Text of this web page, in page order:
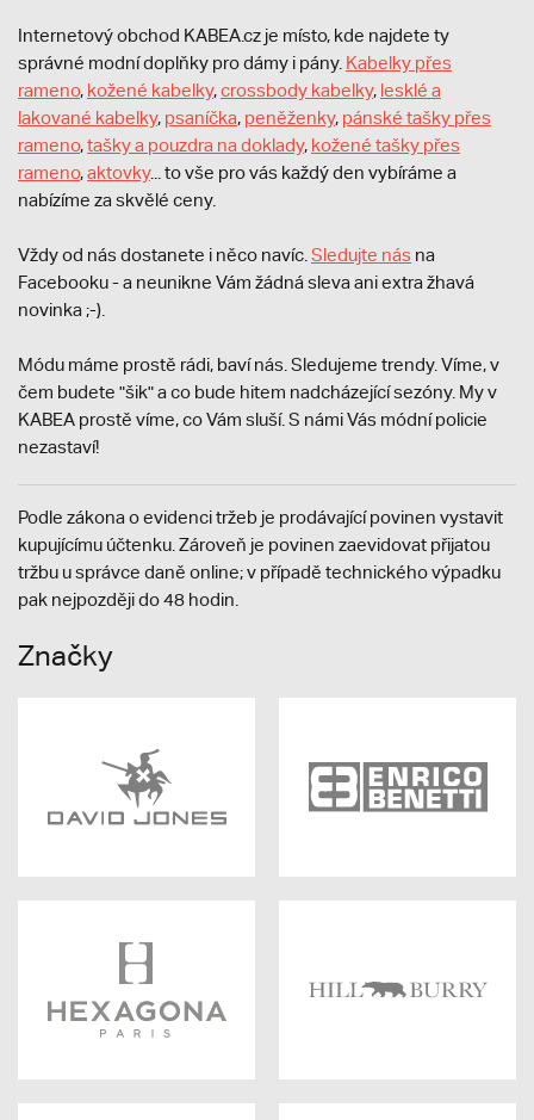
Internetový obchod KABEA.cz je místo, kde najdete ty
správné modní doplňky pro dámy i pány. Kabelky přes
rameno, kožené kabelky,crossbody kabelky, lesklé a
lakované kabelky, psaníčka, peněženky, pánské tašky přes
rameno,tašky a pouzdra na doklady, kožené tašky přes
rameno,aktovky... to vše pro vás každý den vybíráme a
nabízíme za skvělé ceny.
Vždy od nás dostanete i něco navíc. Sledujte nás na
Facebooku - a neunikne Vám žádná sleva ani extra žhavá
novinka ;-).
Módu máme prostě rádi, baví nás. Sledujeme trendy. Víme, v
čem budete "šik" a co bude hitem nadcházející sezóny. My v
KABEA prostě víme, co Vám sluší. S námi Vás módní policie
nezastaví!
Podle zákona o evidenci tržeb je prodávající povinen vystavit
kupujícímu účtenku. Zároveň je povinen zaevidovat přijatou
tržbu u správce daně online; v případě technického výpadku
pak nejpozději do 48 hodin.
Značky